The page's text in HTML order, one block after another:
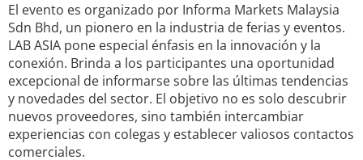
El evento es organizado por Informa Markets Malaysia
Sdn Bhd, un pionero en la industria de ferias y eventos.
LAB ASIA pone especial énfasis en la innovación y la
conexión. Brinda a los participantes una oportunidad
excepcional de informarse sobre las últimas tendencias
y novedades del sector. El objetivo no es solo descubrir
nuevos proveedores, sino también intercambiar
experiencias con colegas y establecer valiosos contactos
comerciales.